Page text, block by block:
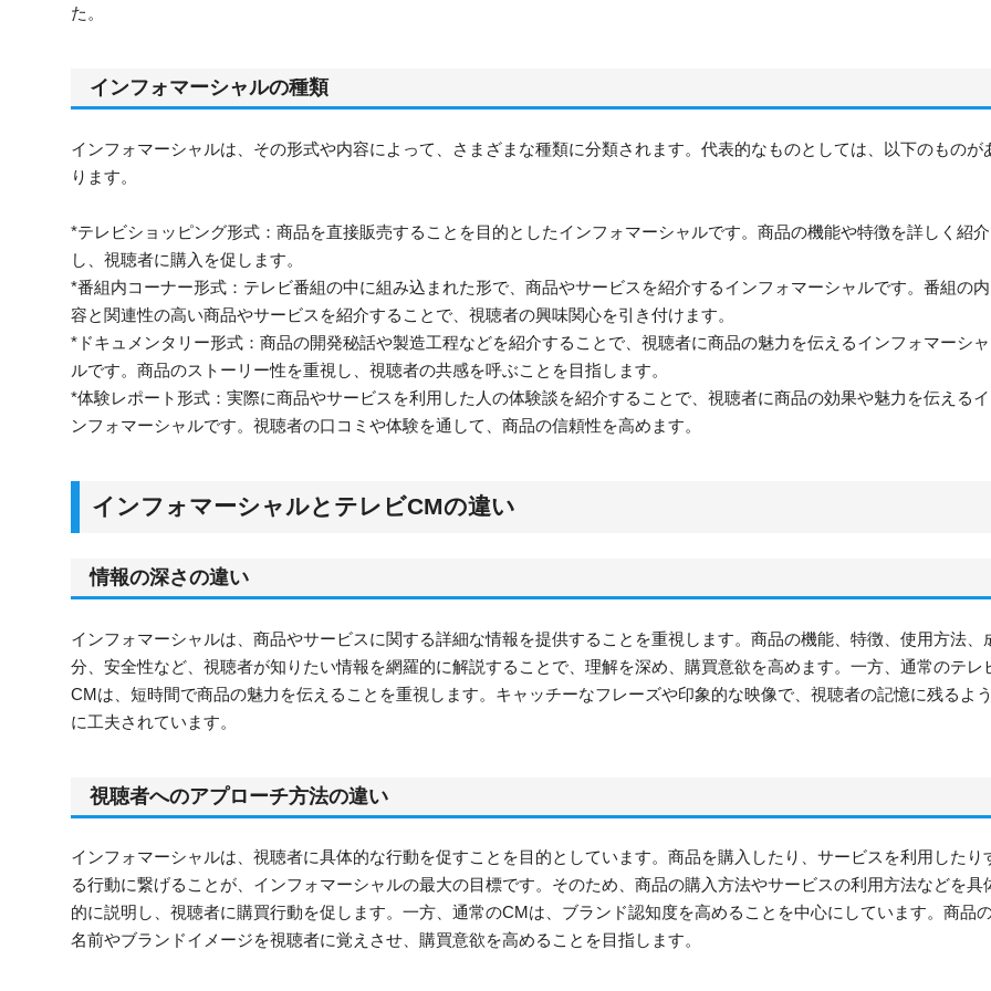
た。
インフォマーシャルの種類
インフォマーシャルは、その形式や内容によって、さまざまな種類に分類されます。代表的なものとしては、以下のものが
ります。
*テレビショッピング形式：商品を直接販売することを目的としたインフォマーシャルです。商品の機能や特徴を詳しく紹介
し、視聴者に購入を促します。
*番組内コーナー形式：テレビ番組の中に組み込まれた形で、商品やサービスを紹介するインフォマーシャルです。番組の内
容と関連性の高い商品やサービスを紹介することで、視聴者の興味関心を引き付けます。
*ドキュメンタリー形式：商品の開発秘話や製造工程などを紹介することで、視聴者に商品の魅力を伝えるインフォマーシャ
ルです。商品のストーリー性を重視し、視聴者の共感を呼ぶことを目指します。
*体験レポート形式：実際に商品やサービスを利用した人の体験談を紹介することで、視聴者に商品の効果や魅力を伝えるイ
ンフォマーシャルです。視聴者の口コミや体験を通して、商品の信頼性を高めます。
インフォマーシャルとテレビCMの違い
情報の深さの違い
インフォマーシャルは、商品やサービスに関する詳細な情報を提供することを重視します。商品の機能、特徴、使用方法、
分、安全性など、視聴者が知りたい情報を網羅的に解説することで、理解を深め、購買意欲を高めます。一方、通常のテレ
CMは、短時間で商品の魅力を伝えることを重視します。キャッチーなフレーズや印象的な映像で、視聴者の記憶に残るよ
に工夫されています。
視聴者へのアプローチ方法の違い
インフォマーシャルは、視聴者に具体的な行動を促すことを目的としています。商品を購入したり、サービスを利用したり
る行動に繋げることが、インフォマーシャルの最大の目標です。そのため、商品の購入方法やサービスの利用方法などを具
的に説明し、視聴者に購買行動を促します。一方、通常のCMは、ブランド認知度を高めることを中心にしています。商品
名前やブランドイメージを視聴者に覚えさせ、購買意欲を高めることを目指します。